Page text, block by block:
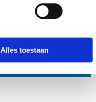
Alles toestaan